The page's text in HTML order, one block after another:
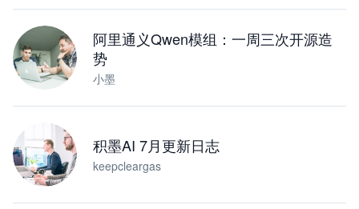
阿里通义Qwen模组：一周三次开源造
势
小墨
积墨AI 7月更新日志
keepcleargas